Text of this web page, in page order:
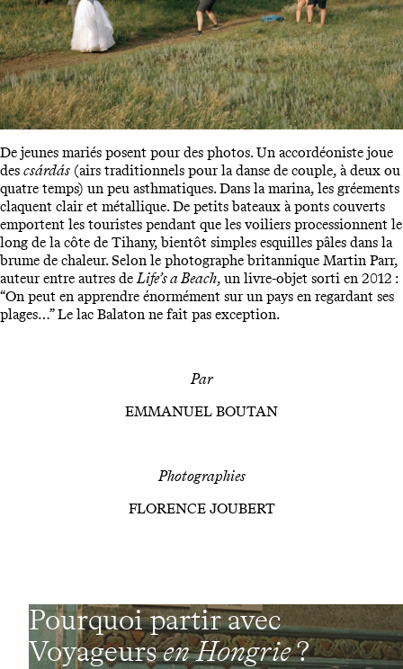
De jeunes mariés posent pour des photos. Un accordéoniste joue
des csárdás (airs traditionnels pour la danse de couple, à deux ou
quatre temps) un peu asthmatiques. Dans la marina, les gréements
claquent clair et métallique. De petits bateaux à ponts couverts
emportent les touristes pendant que les voiliers processionnent le
long de la côte de Tihany, bientôt simples esquilles pâles dans la
brume de chaleur. Selon le photographe britannique Martin Parr,
auteur entre autres deLife’s a Beach, un livre-objet sorti en 2012 :
“On peut en apprendre énormément sur un pays en regardant ses
plages…” Le lac Balaton ne fait pas exception.
Par
EMMANUEL BOUTAN
Photographies
FLORENCE JOUBERT
Pourquoi partir avec
Voyageursen Hongrie?